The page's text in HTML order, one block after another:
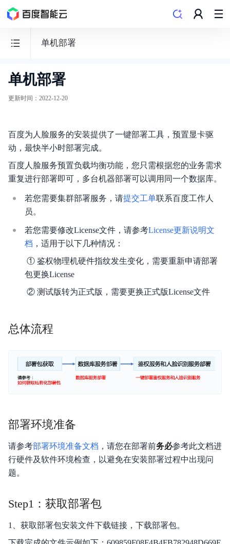
单机部署
人
脸
文档导览
购买指南
API文档
人脸实名认证方案
人脸意愿核身H5方案
私有化部署
单机部署
更新时间 ： 2022-12-20
百度为人脸服务的安装提供了一键部署工具，预置显卡驱
动，最快半小时部署完成。
百度人脸服务预置负载均衡功能，您只需根据您的业务需求
重复进行部署即可，多台机器部署可以调用同一个数据库。
若您需要集群部署服务，请提交工单联系百度工作人
员。
若您需要修改License文件，请参考License更新说明文
档 ，适用于以下几种情况：
​ ① 鉴权物理机硬件指纹发生变化，需要重新申请部署
包更换License
​ ② 测试版转为正式版，需要更换正式版License文件
总体流程
部署环境准备
请参考部署环境准备文档 ，请您在部署前务必参考此文档进
行硬件及软件环境检查，以避免在安装部署过程中出现问
题。
Step1：获取部署包
1、获取部署包安装文件下载链接，下载部署包。